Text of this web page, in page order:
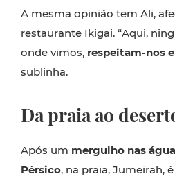
A mesma opinião tem Ali,
restaurante Ikigai. “Aqui,
onde vimos, respeitam-nos
sublinha.
Da praia ao
Após um mergulho nas
Pérsico, na praia, Jumeirah,